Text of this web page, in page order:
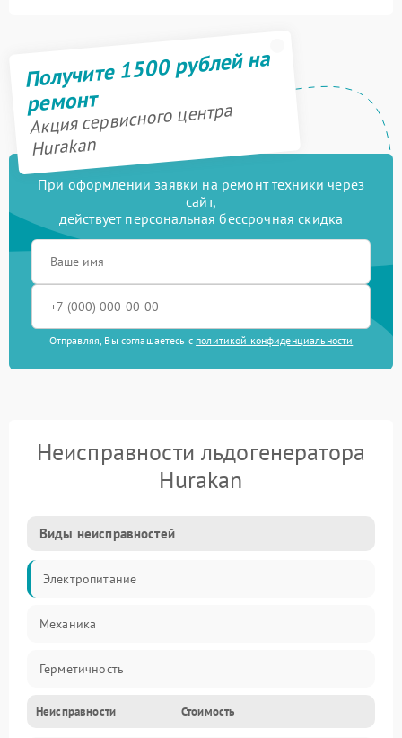
Получите 1500 рублей на
ремонт
Акция сервисного центра
Hurakan
При оформлении заявки на ремонт техники через
сайт,
действует персональная бессрочная скидка
Отправляя, Вы соглашаетесь с политикой конфиденциальности
Неисправности льдогенератора
Hurakan
Виды неисправностей
Электропитание
Механика
Герметичность
Неисправности Стоимость